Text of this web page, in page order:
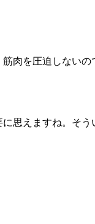
肉を圧迫しないの
思えますね。そう